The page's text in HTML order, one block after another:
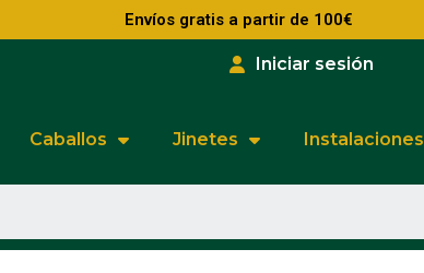
Envíos gratis a partir de 100€
Iniciar sesión
Caballos Jinetes Instalaciones